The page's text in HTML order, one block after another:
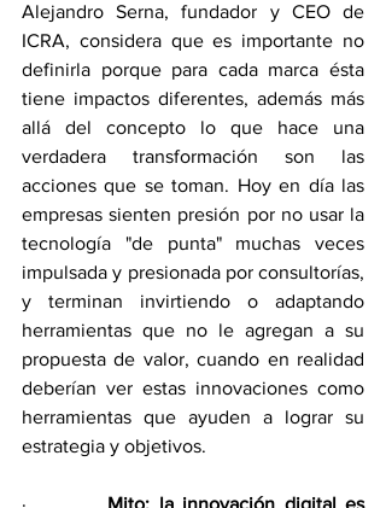
Alejandro Serna, fundador y CEO de
ICRA, considera que es importante no
definirla porque para cada marca ésta
tiene impactos diferentes, además más
allá del concepto lo que hace una
verdadera transformación son las
acciones que se toman. Hoy en día las
empresas sienten presión por no usar la
tecnología "de punta" muchas veces
impulsada y presionada por consultorías,
y terminan invirtiendo o adaptando
herramientas que no le agregan a su
propuesta de valor, cuando en realidad
deberían ver estas innovaciones como
herramientas que ayuden a lograr su
estrategia y objetivos.
· Mito: la innovación digital es